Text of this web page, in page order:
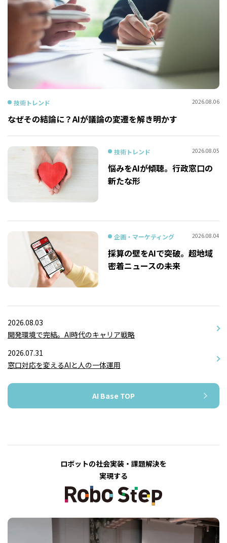
技術トレンド 2026.08.06
なぜその結論に？AIが議論の変遷を解き明かす
技術トレンド 2026.08.05
悩みをAIが傾聴。行政窓口の
新たな形
企画・マーケティング 2026.08.04
採算の壁をAIで突破。超地域
密着ニュースの未来
2026.08.03
開発環境で完結。AI時代のキャリア戦略
2026.07.31
窓口対応を変えるAIと人の一体運用
AI Base TOP
ロボットの社会実装・課題解決を
実現する